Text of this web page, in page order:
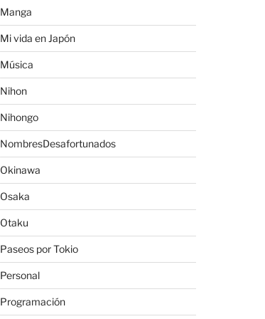
Manga
Mi vida en Japón
Música
Nihon
Nihongo
NombresDesafortunados
Okinawa
Osaka
Otaku
Paseos por Tokio
Personal
Programación